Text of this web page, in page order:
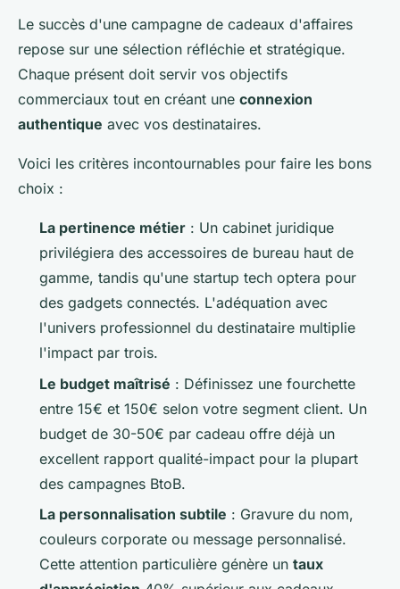
Le succès d'une campagne de cadeaux d'affaires
repose sur une sélection réfléchie et stratégique.
Chaque présent doit servir vos objectifs
commerciaux tout en créant une connexion
authentique avec vos destinataires.
Voici les critères incontournables pour faire les bons
choix :
La pertinence métier : Un cabinet juridique
privilégiera des accessoires de bureau haut de
gamme, tandis qu'une startup tech optera pour
des gadgets connectés. L'adéquation avec
l'univers professionnel du destinataire multiplie
l'impact par trois.
Le budget maîtrisé : Définissez une fourchette
entre 15€ et 150€ selon votre segment client. Un
budget de 30-50€ par cadeau offre déjà un
excellent rapport qualité-impact pour la plupart
des campagnes BtoB.
La personnalisation subtile : Gravure du nom,
couleurs corporate ou message personnalisé.
Cette attention particulière génère un taux